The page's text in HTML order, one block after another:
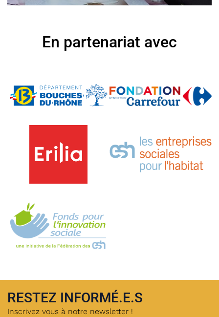
En partenariat avec
RESTEZ INFORMÉ.E.S
Inscrivez vous à notre newsletter !